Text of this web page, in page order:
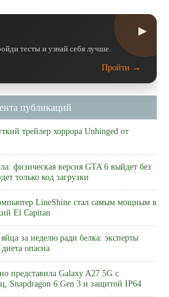
▶
тесты и узнай себя лучше.
Пройти →
публикаций
трейлер хоррора Unhinged от
физическая версия GTA 6 выйдет без
только код загрузки
LineShine стал самым мощным в
El Capitan
за неделю ради белка: эксперты
опасна
представила Galaxy A27 5G с
Snapdragon 6 Gen 3 и защитой IP64